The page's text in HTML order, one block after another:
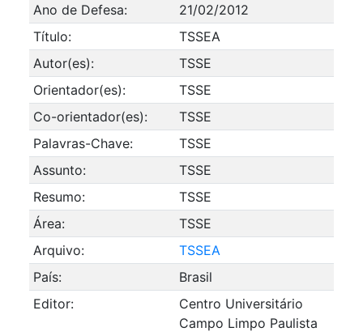
Ano de Defesa:
21/02/2012
Título:
TSSEA
Autor(es):
TSSE
Orientador(es):
TSSE
Co-orientador(es):
TSSE
Palavras-Chave:
TSSE
Assunto:
TSSE
Resumo:
TSSE
Área:
TSSE
Arquivo:
TSSEA
País:
Brasil
Editor:
Centro Universitário
Campo Limpo Paulista